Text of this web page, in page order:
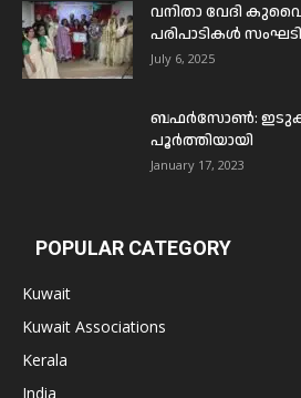
വനിതാ വേദി
പരിപാടികൾ
July 6, 2025
ബഫര്‍സോണ്‍:
പൂര്‍ത്തിയായി
January 17, 2023
POPULAR CATEGORY
Kuwait
Kuwait Associations
Kerala
India